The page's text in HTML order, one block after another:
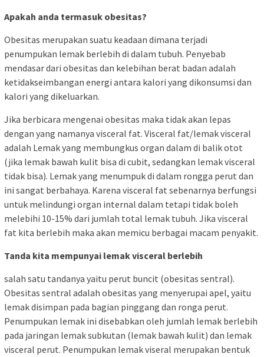
Apakah anda termasuk obesitas?
Obesitas merupakan suatu keadaan dimana terjadi
penumpukan lemak berlebih di dalam tubuh. Penyebab
mendasar dari obesitas dan kelebihan berat badan adalah
ketidakseimbangan energi antara kalori yang dikonsumsi dan
kalori yang dikeluarkan.
Jika berbicara mengenai obesitas maka tidak akan lepas
dengan yang namanya visceral fat. Visceral fat/lemak visceral
adalah Lemak yang membungkus organ dalam di balik otot
(jika lemak bawah kulit bisa di cubit, sedangkan lemak visceral
tidak bisa). Lemak yang menumpuk di dalam rongga perut dan
ini sangat berbahaya. Karena visceral fat sebenarnya berfungsi
untuk melindungi organ internal dalam tetapi tidak boleh
melebihi 10-15% dari jumlah total lemak tubuh. Jika visceral
fat kita berlebih maka akan memicu berbagai macam penyakit.
Tanda kita mempunyai lemak visceral berlebih
salah satu tandanya yaitu perut buncit (obesitas sentral).
Obesitas sentral adalah obesitas yang menyerupai apel, yaitu
lemak disimpan pada bagian pinggang dan ronga perut.
Penumpukan lemak ini disebabkan oleh jumlah lemak berlebih
pada jaringan lemak subkutan (lemak bawah kulit) dan lemak
visceral perut. Penumpukan lemak viseral merupakan bentuk